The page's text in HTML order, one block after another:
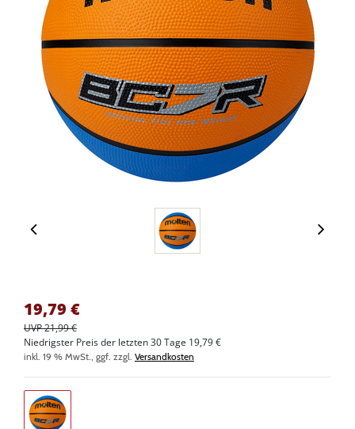
19,79 €
UVP 21,99 €
Niedrigster Preis der letzten 30 Tage 19,79 €
inkl. 19 % MwSt., ggf. zzgl. Versandkosten